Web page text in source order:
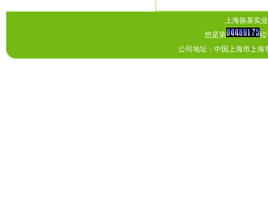
上海振基实
您是第
公司地址：中国上海市上海